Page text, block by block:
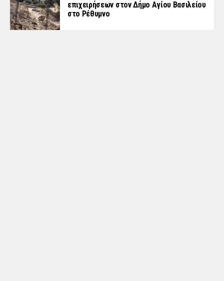
επιχειρήσεων στον Δήμο Αγίου Βασιλείου
στο Ρέθυμνο